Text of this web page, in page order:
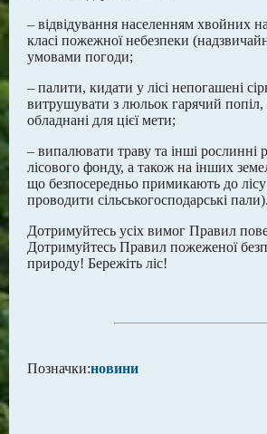
– відвідування населенням хвойних
класі пожежної небезпеки
умовами погоди;
– палити, кидати у лісі непогашені
витрушувати з люльок гарячий попіл,
обладнані для цієї мети;
– випалювати траву та інші рослинні
лісового фонду, а також на інших
що безпосередньо примикають до
проводити сільськогосподарські пали).
Дотримуйтесь усіх вимог Правил
Дотримуйтесь Правил пожеженої
природу! Бережіть ліс!
Позначки:новини